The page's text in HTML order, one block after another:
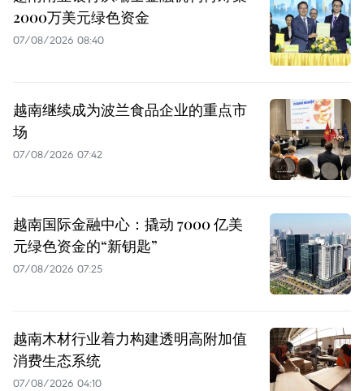
2000万美元绿色资金
07/08/2026 08:40
越南继续成为波兰食品企业的重点市
场
07/08/2026 07:42
越南国际金融中心：撬动 7000 亿美
元绿色资金的“新钥匙”
07/08/2026 07:25
越南木材行业着力构建透明高附加值
消费生态系统
07/08/2026 04:10